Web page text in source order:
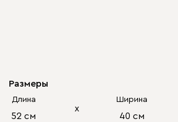
Размеры
Длина
52 см
х
Ширина
40 см